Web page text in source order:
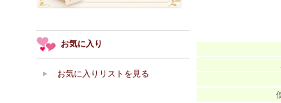
お気に入り
お気に入りリストを見る